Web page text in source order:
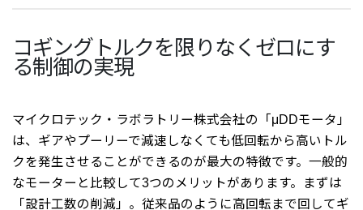
コギングトルクを限りなくゼロにす
る制御の実現
マイクロテック・ラボラトリー株式会社の「μDDモータ」
は、ギアやプーリーで減速しなくても低回転から高いトル
クを発生させることができるのが最大の特徴です。一般的
なモーターと比較して3つのメリットがあります。まずは
「設計工数の削減」。従来品のように高回転まで回してギ